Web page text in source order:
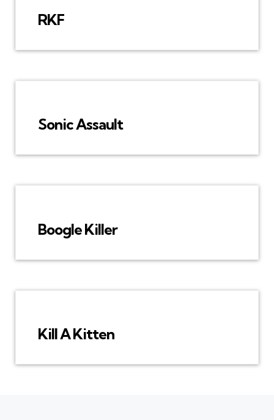
RKF
Sonic Assault
Boogle Killer
Kill A Kitten